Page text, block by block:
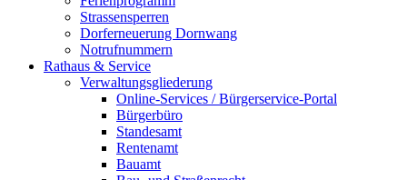
Strassensperren
Dorferneuerung Dornwang
Notrufnummern
Rathaus & Service
Verwaltungsgliederung
Online-Services / Bürgerservice-Portal
Bürgerbüro
Standesamt
Rentenamt
Bauamt